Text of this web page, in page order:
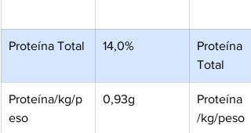
Proteína Total 14,0%
Proteína
Total
Proteína/kg/p
eso
0,93g
Proteína
/kg/peso